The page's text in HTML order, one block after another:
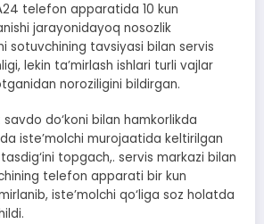
telefon apparatida 10 kun
jarayonidayoq nosozlik
sotuvchining tavsiyasi bilan servis
lekin ta’mirlash ishlari turli vajlar
noroziligini bildirgan.
do‘koni bilan hamkorlikda
iste’molchi murojaatida keltirilgan
topgach,. servis markazi bilan
telefon apparati bir kun
iste’molchi qo‘liga soz holatda